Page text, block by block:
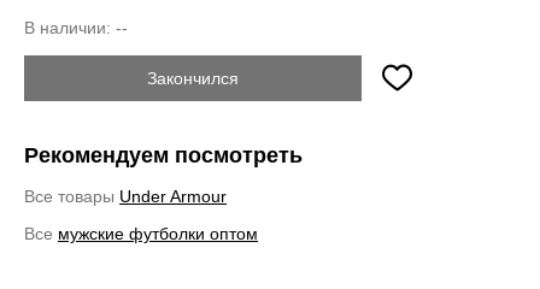
В наличии: --
Закончился
Рекомендуем посмотреть
Все товары Under Armour
Все мужские футболки оптом